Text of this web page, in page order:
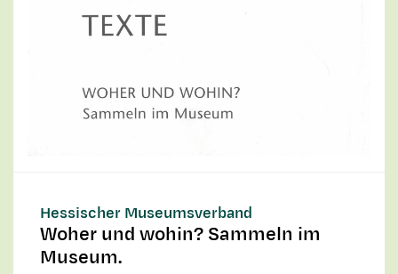
Hessischer Museumsverband
Woher und wohin? Sammeln im
Museum.